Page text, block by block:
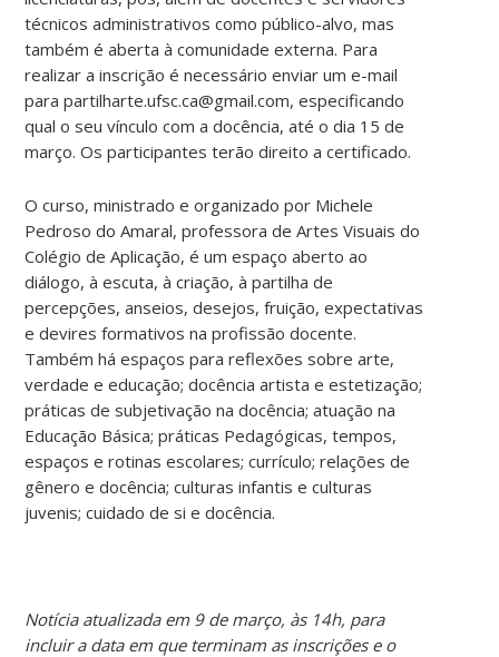
técnicos administrativos como público-alvo, mas
também é aberta à comunidade externa. Para
realizar a inscrição é necessário enviar um e-mail
para partilharte.ufsc.ca@gmail.com, especificando
qual o seu vínculo com a docência, até o dia 15 de
março. Os participantes terão direito a certificado.
O curso, ministrado e organizado por Michele
Pedroso do Amaral, professora de Artes Visuais do
Colégio de Aplicação, é um espaço aberto ao
diálogo, à escuta, à criação, à partilha de
percepções, anseios, desejos, fruição, expectativas
e devires formativos na profissão docente.
Também há espaços para reflexões sobre arte,
verdade e educação; docência artista e estetização;
práticas de subjetivação na docência; atuação na
Educação Básica; práticas Pedagógicas, tempos,
espaços e rotinas escolares; currículo; relações de
gênero e docência; culturas infantis e culturas
juvenis; cuidado de si e docência.
Notícia atualizada em 9 de março, às 14h, para
incluir a data em que terminam as inscrições e o